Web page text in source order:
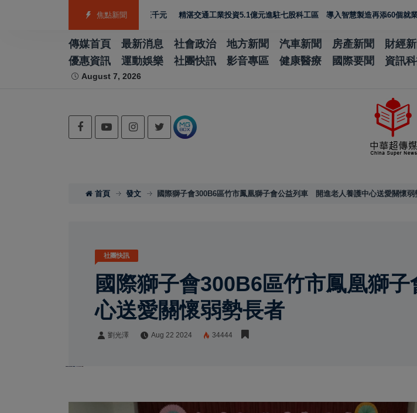
焦點新聞
福利 教師節禮金擬調升至千元 精湛交通工業投資5.1億元進駐七股科工區 導入智慧製造再添60個就業機會 2026台
傳媒首頁 最新消息 社會政治 地方新聞 汽車新聞 房產新聞 財經
優惠資訊
運動娛樂 社團快訊 影音專區 健康醫療 國際要聞 資訊
August 7, 2026
首頁 發文 國際獅子會300B6區竹市鳳凰獅子會公益列車 開進老人養護中心送愛關懷弱
社團快訊
國際獅子會300B6區竹市鳳凰獅
心送愛關懷弱勢長者
劉光澤 Aug 22 2024 34444